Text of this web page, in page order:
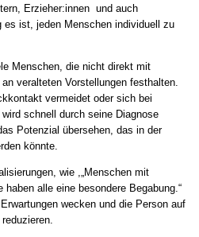
Erzieher:innen und auch
ist, jeden Menschen individuell zu
Menschen, die nicht direkt mit
veralteten Vorstellungen festhalten.
vermeidet oder sich bei
schnell durch seine Diagnose
Potenzial übersehen, das in der
könnte.
wie ,„Menschen mit
alle eine besondere Begabung.“
wecken und die Person auf